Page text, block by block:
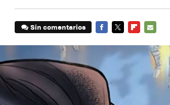
Sin comentarios
MAIL